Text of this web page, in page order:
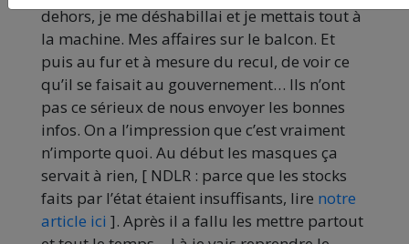
dehors, je me déshabillai et je mettais tout à
la machine. Mes affaires sur le balcon. Et
puis au fur et à mesure du recul, de voir ce
qu’il se faisait au gouvernement… Ils n’ont
pas ce sérieux de nous envoyer les bonnes
infos. On a l’impression que c’est vraiment
n’importe quoi. Au début les masques ça
servait à rien, [ NDLR : parce que les stocks
faits par l’état étaient insuffisants, lire notre
article ici ]. Après il a fallu les mettre partout